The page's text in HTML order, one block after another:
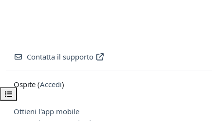
Apri indice del corso
Contatta il supporto
Ospite (Accedi)
Ottieni l'app mobile